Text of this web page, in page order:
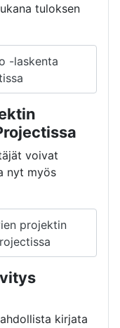
tuloksen
-laskenta
voivat
nyt myös
projektin
kirjata